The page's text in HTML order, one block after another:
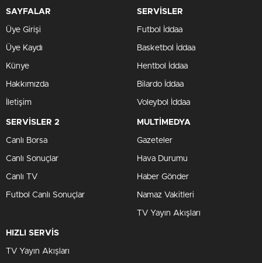
SAYFALAR
Üye Girişi
Üye Kaydı
Künye
Hakkımızda
İletişim
SERVİSLER
Futbol İddaa
Basketbol İddaa
Hentbol İddaa
Bilardo İddaa
Voleybol İddaa
SERVİSLER 2
Canlı Borsa
Canlı Sonuçlar
Canlı TV
Futbol Canlı Sonuçlar
MULTİMEDYA
Gazeteler
Hava Durumu
Haber Gönder
Namaz Vakitleri
TV Yayın Akışları
HIZLI SERVİS
TV Yayın Akışları